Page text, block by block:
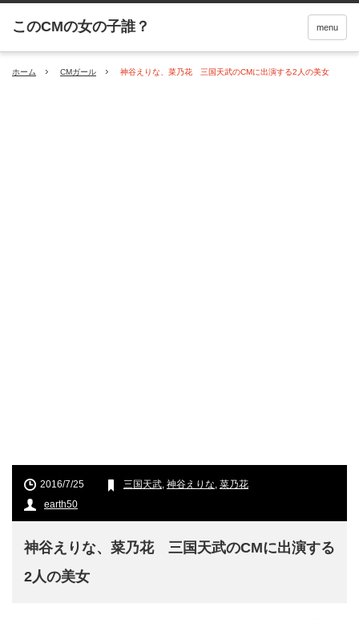
menu
ホーム CMガール 神谷えりな、菜乃花 三国天武のCMに出演する2人の美女
2016/7/25 三国天武, 神谷えりな, 菜乃花
earth50
神谷えりな、菜乃花 三国天武のCMに出演する
2人の美女